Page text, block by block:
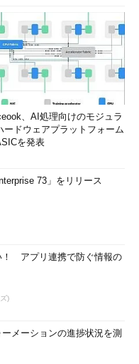
、AI処理向けのモジュラ
ードウェアプラットフォーム
を発表
73」をリリース
！ アプリ連携で防ぐ情報の
)
メーションの進捗状況を測